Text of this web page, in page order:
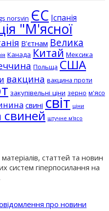
norsvin ЄС Іспанія
"М'ясної
В'єтнам Велика
Канада Китай Мексика
Польща США
вакцина вакцина проти
закупівельні ціни зерно м'ясо
свині світ ціни
свиней штучне м'ясо
статтей та новин
систем гіперпосилання на
про новини